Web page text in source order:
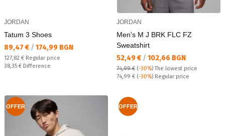
JORDAN
Tatum 3 Shoes
Текуща цена:
89,47 € / 174,99 BGN
Regular price:
127,82 € Regular price
Спестявате:
38,35 € Difference
JORDAN
Men's M J BRK FLC FZ
Sweatshirt
Текуща цена:
52,49 € / 102,66 BGN
74,99 € (-30%)The lowest price
Regular price:
74,99 € (-30%) Regular price
OFFER OFFER